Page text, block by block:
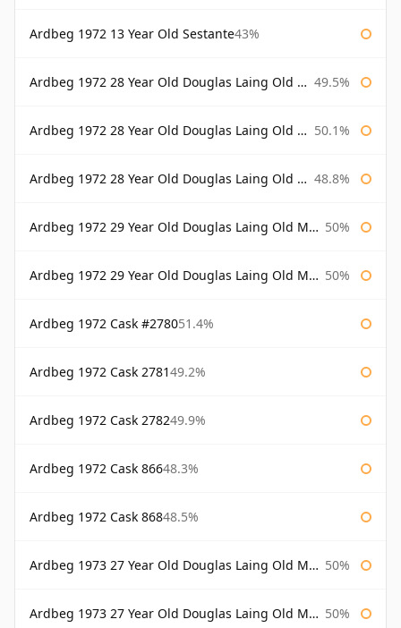
Ardbeg 1972 13 Year Old Sestante43%
Ardbeg 1972 28 Year Old Douglas Laing Old Malt Cask 49.5%
Ardbeg 1972 28 Year Old Douglas Laing Old Malt Cask Bottled 2000 50.1%
Ardbeg 1972 28 Year Old Douglas Laing Old Malt Cask Bottled 2001 48.8%
Ardbeg 1972 29 Year Old Douglas Laing Old Malt Cask 50%
Ardbeg 1972 29 Year Old Douglas Laing Old Malt Cask Bottled 2001 50%
Ardbeg 1972 Cask #278051.4%
Ardbeg 1972 Cask 278149.2%
Ardbeg 1972 Cask 278249.9%
Ardbeg 1972 Cask 86648.3%
Ardbeg 1972 Cask 86848.5%
Ardbeg 1973 27 Year Old Douglas Laing Old Malt Cask 50%
Ardbeg 1973 27 Year Old Douglas Laing Old Malt Cask Bottled 2000 50%